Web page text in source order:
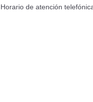
. Horario de atención